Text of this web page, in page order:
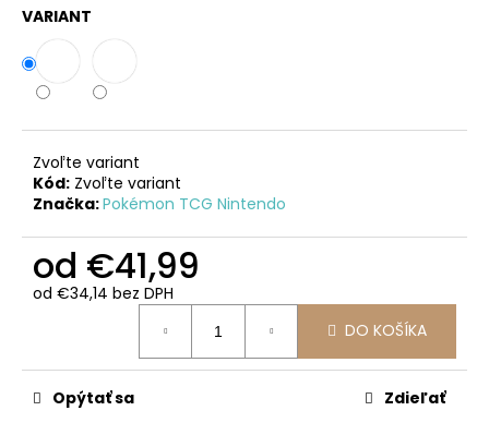
VARIANT
Zvoľte variant
Kód: Zvoľte variant
Značka:Pokémon TCG Nintendo
od €41,99
od €34,14 bez DPH
DO KOŠÍKA
Opýtať sa Zdieľať
FARBY
32DIELNY
SET
€64,50